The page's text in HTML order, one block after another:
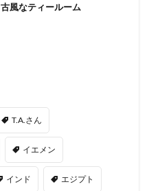
古風なティールーム
T.A.さん
イエメン
インド エジプト